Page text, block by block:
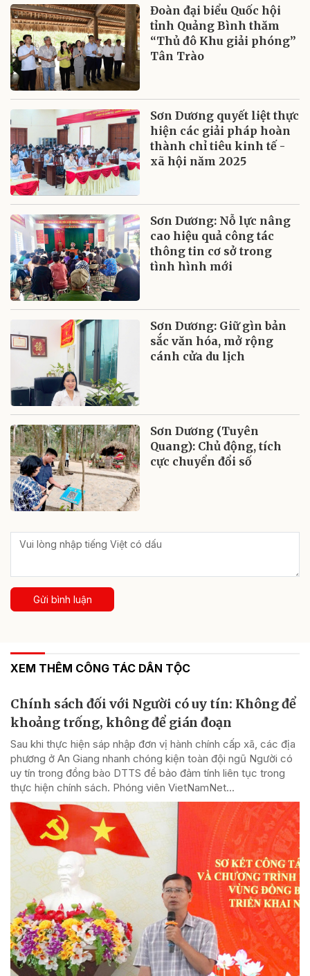
Đoàn đại biểu Quốc hội
tỉnh Quảng Bình thăm
“Thủ đô Khu giải phóng”
Tân Trào
Sơn Dương quyết liệt thực
hiện các giải pháp hoàn
thành chỉ tiêu kinh tế -
xã hội năm 2025
Sơn Dương: Nỗ lực nâng
cao hiệu quả công tác
thông tin cơ sở trong
tình hình mới
Sơn Dương: Giữ gìn bản
sắc văn hóa, mở rộng
cánh cửa du lịch
Sơn Dương (Tuyên
Quang): Chủ động, tích
cực chuyển đổi số
Gửi bình luận
XEM THÊM CÔNG TÁC DÂN TỘC
Chính sách đối với Người có uy tín: Không để
khoảng trống, không để gián đoạn
Sau khi thực hiện sáp nhập đơn vị hành chính cấp xã, các địa
phương ở An Giang nhanh chóng kiện toàn đội ngũ Người có
uy tín trong đồng bào DTTS để bảo đảm tính liên tục trong
thực hiện chính sách. Phóng viên VietNamNet...